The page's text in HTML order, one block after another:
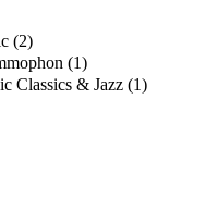
(2)
(1)
Classics & Jazz (1)